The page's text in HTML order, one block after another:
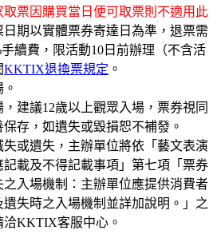
取票因購買當日便可取票則不適用此
日期以實體票券寄達日為準，退票需
續費，限活動10日前辦理（不含活
KKTIX退換票規定 。
建議12歲以上觀眾入場，票券視同
存，如遺失或毀損恕不補發。
或遺失，主辦單位將依「藝文表演
載及不得記載事項」第七項「票券
之入場機制：主辦單位應提供消費者
失時之入場機制並詳加說明。」之
KKTIX客服中心。